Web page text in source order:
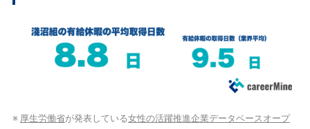
※ 厚生労働省が発表している女性の活躍推進企業データベースオープ